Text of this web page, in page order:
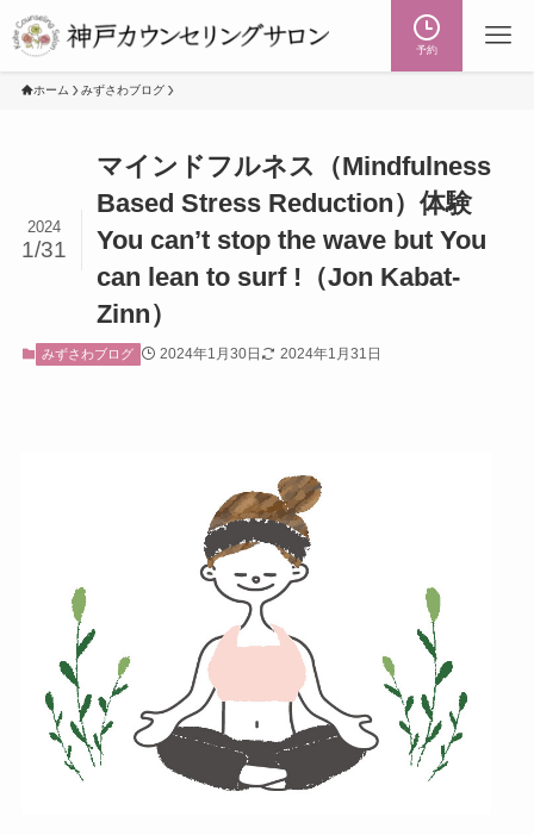
予約
ホーム みずさわブログ
マインドフルネス（Mindfulness
Based Stress Reduction）体験
You can’t stop the wave but You
can lean to surf !（Jon Kabat-
Zinn）
2024
1/31
みずさわブログ 2024年1月30日 2024年1月31日